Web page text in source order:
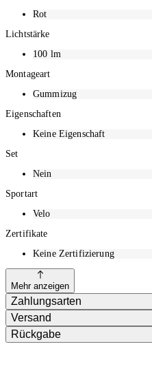
Rot
Lichtstärke
100 lm
Montageart
Gummizug
Eigenschaften
Keine Eigenschaft
Set
Nein
Sportart
Velo
Zertifikate
Keine Zertifizierung
Mehr anzeigen
Zahlungsarten
Versand
Rückgabe